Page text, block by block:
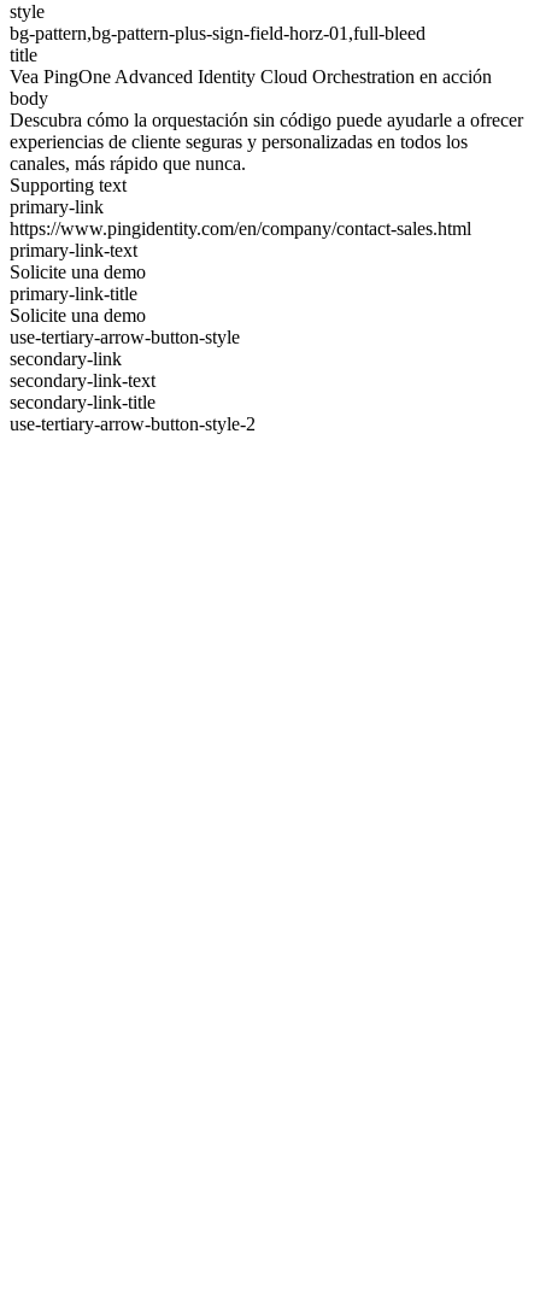
style
bg-pattern,bg-pattern-plus-sign-field-horz-01,full-bleed
title
Vea PingOne Advanced Identity Cloud Orchestration en acción
body
Descubra cómo la orquestación sin código puede ayudarle a ofrecer
experiencias de cliente seguras y personalizadas en todos los
canales, más rápido que nunca.
Supporting text
primary-link
https://www.pingidentity.com/en/company/contact-sales.html
primary-link-text
Solicite una demo
primary-link-title
Solicite una demo
use-tertiary-arrow-button-style
secondary-link
secondary-link-text
secondary-link-title
use-tertiary-arrow-button-style-2